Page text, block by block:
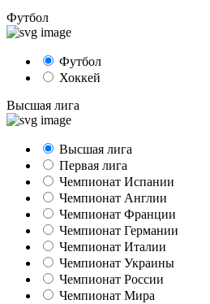
Футбол
Футбол
Хоккей
Высшая лига
Высшая лига
Первая лига
Чемпионат Испании
Чемпионат Англии
Чемпионат Франции
Чемпионат Германии
Чемпионат Италии
Чемпионат Украины
Чемпионат России
Чемпионат Мира